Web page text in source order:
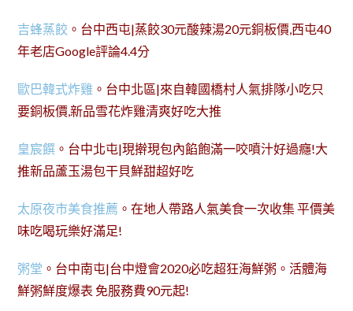
吉蜂蒸餃 。台中西屯|蒸餃30元酸辣湯20元銅板價,西屯40
年老店Google評論4.4分
歐巴韓式炸雞 。台中北區|來自韓國橋村人氣排隊小吃只
要銅板價,新品雪花炸雞清爽好吃大推
皇宸饌 。台中北屯|現擀現包內餡飽滿一咬噴汁好過癮!大
推新品蘆玉湯包干貝鮮甜超好吃
太原夜市美食推薦 。在地人帶路人氣美食一次收集 平價美
味吃喝玩樂好滿足!
粥堂 。台中南屯|台中燈會2020必吃超狂海鮮粥。活體海
鮮粥鮮度爆表 免服務費90元起!